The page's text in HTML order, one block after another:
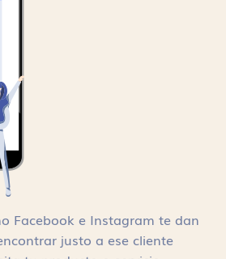
Facebook e Instagram te dan
justo a ese cliente